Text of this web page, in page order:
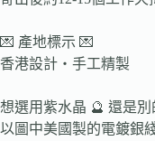
💌 產地標示 💌
香港設計・手工精製
想選用紫水晶 🔮 還是別
以圖中美國製的電鍍銀